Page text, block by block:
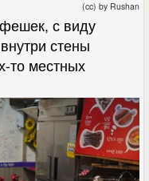
(cc) by Rushan
с виду
стены
то местных